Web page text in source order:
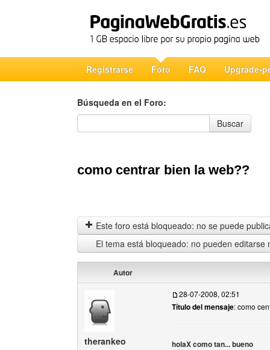
Registrarse Foro FAQ Upgrade-
Búsqueda en el Foro:
Búsqueda en el Foro
Buscar
como centrar bien la web??
Este foro está bloqueado: no se puede
El tema está bloqueado: no pueden editarse
Autor
therankeo
28-07-2008, 02:51
Título del mensaje: como
holaX como tan... bueno